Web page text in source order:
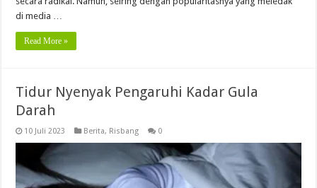
di media …
Read More »
Tidur Nyenyak Pengaruhi Kadar Gula
Darah
10 Juli 2023 Berita, Risbang 0